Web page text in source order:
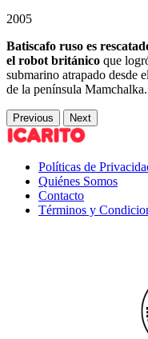
2005
Batiscafo ruso es
el robot británico que
submarino atrapado desde
de la península Mamchalka.
Previous Next
Políticas de
Quiénes Somos
Contacto
Términos y